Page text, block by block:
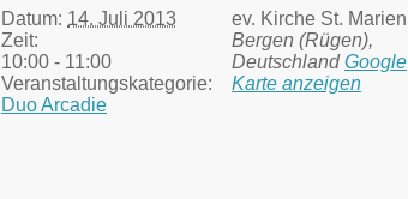
Datum: 14. Juli 2013
Zeit:
10:00 - 11:00
Veranstaltungskategorie:
Duo Arcadie
ev. Kirche St. Marien
Bergen (Rügen),
Deutschland Google
Karte anzeigen